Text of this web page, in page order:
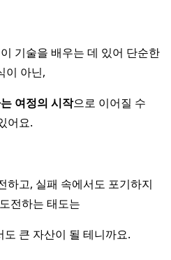
기술을 배우는 데 있어 단순한
이 아닌,
여정의 시작으로 이어질 수
어요.
하고, 실패 속에서도 포기하지
전하는 태도는
큰 자산이 될 테니까요.